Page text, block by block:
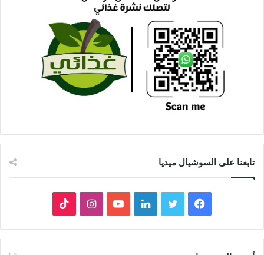
تابعنا على السوشيال ميديا
فيسبوك تويتر لينكدإنيوتيوبانستقرام